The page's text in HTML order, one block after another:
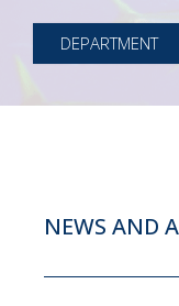
DEPARTMENT
NEWS AND